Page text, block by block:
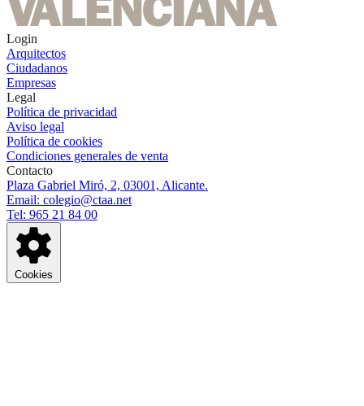
Login
Arquitectos
Ciudadanos
Empresas
Legal
Política de privacidad
Aviso legal
Política de cookies
Condiciones generales de venta
Contacto
Plaza Gabriel Miró, 2, 03001, Alicante.
Email: colegio@ctaa.net
Tel: 965 21 84 00
Cookies